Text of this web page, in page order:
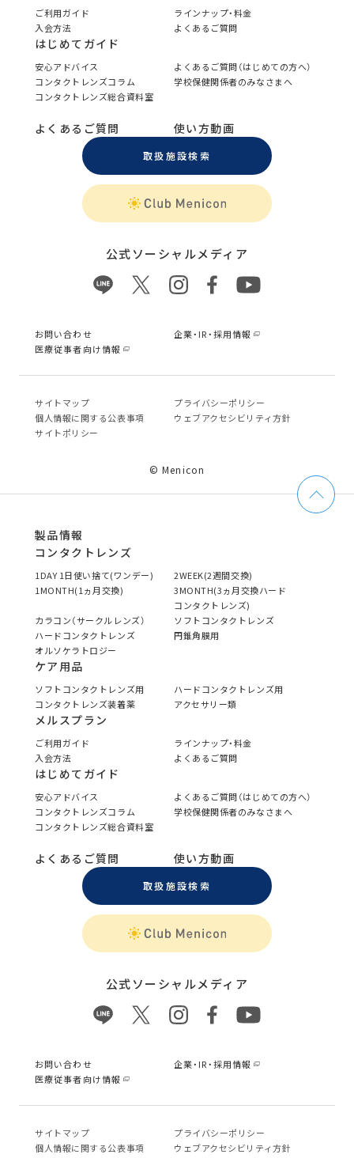
ご利用ガイド
ラインナップ・料金
入会方法
よくあるご質問
はじめてガイド
安心アドバイス
よくあるご質問（はじめての方へ）
コンタクトレンズコラム
学校保健関係者のみなさまへ
コンタクトレンズ総合資料室
よくあるご質問 使い方動画
取扱施設検索
公式ソーシャルメディア
お問い合わせ
企業・IR・採用情報
医療従事者向け情報
サイトマップ
プライバシーポリシー
個⼈情報に関する公表事項
ウェブアクセシビリティ方針
サイトポリシー
© Menicon
製品情報
コンタクトレンズ
1DAY 1日使い捨て(ワンデー)
2WEEK(2週間交換)
1MONTH(1ヵ月交換)
3MONTH(3ヵ月交換ハード
コンタクトレンズ)
カラコン（サークルレンズ）
ソフトコンタクトレンズ
ハードコンタクトレンズ
円錐角膜用
オルソケラトロジー
ケア用品
ソフトコンタクトレンズ用
ハードコンタクトレンズ用
コンタクトレンズ装着薬
アクセサリー類
メルスプラン
ご利用ガイド
ラインナップ・料金
入会方法
よくあるご質問
はじめてガイド
安心アドバイス
よくあるご質問（はじめての方へ）
コンタクトレンズコラム
学校保健関係者のみなさまへ
コンタクトレンズ総合資料室
よくあるご質問 使い方動画
取扱施設検索
公式ソーシャルメディア
お問い合わせ
企業・IR・採用情報
医療従事者向け情報
サイトマップ
プライバシーポリシー
個⼈情報に関する公表事項
ウェブアクセシビリティ方針